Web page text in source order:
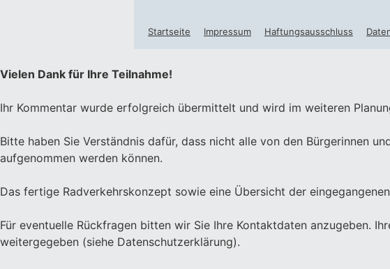
Startseite Impressum Haftungsausschluss
Vielen Dank für Ihre Teilnahme!
Ihr Kommentar wurde erfolgreich übermittelt und wird im weiteren
Bitte haben Sie Verständnis dafür, dass nicht alle von den Bürgerinnen
aufgenommen werden können.
Das fertige Radverkehrskonzept sowie eine Übersicht der
Für eventuelle Rückfragen bitten wir Sie Ihre Kontaktdaten anzugeben.
weitergegeben (siehe Datenschutzerklärung).